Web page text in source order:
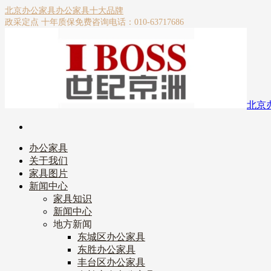
北京办公家具办公家具十大品牌
政采定点 十年质保免费咨询电话：010-63717686
北京
办公家具
关于我们
家具图片
新闻中心
家具知识
新闻中心
地方新闻
东城区办公家具
东胜办公家具
丰台区办公家具